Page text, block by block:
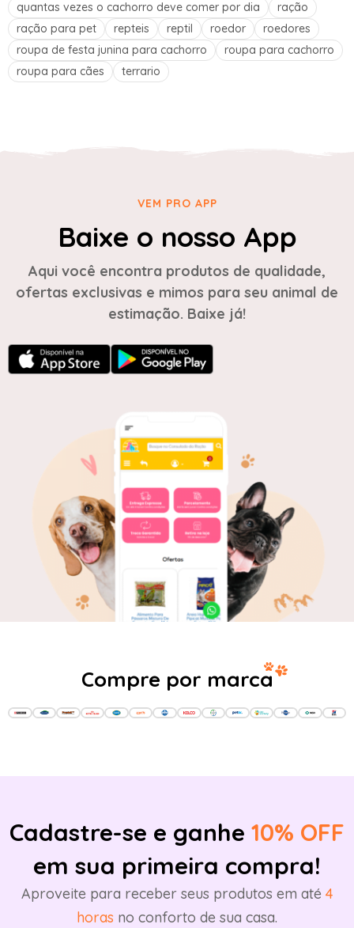
quantas vezes o cachorro deve comer por dia
ração
ração para pet
repteis reptil roedor
roedores
roupa de festa junina para cachorro
roupa para cachorro
roupa para cães
terrario
VEM PRO APP
Baixe o nosso App
Aqui você encontra produtos de qualidade,
ofertas exclusivas e mimos para seu animal de
estimação. Baixe já!
Compre por marca
Cadastre-se e ganhe 10% OFF
em sua primeira compra!
Aproveite para receber seus produtos em até 4
horas no conforto de sua casa.